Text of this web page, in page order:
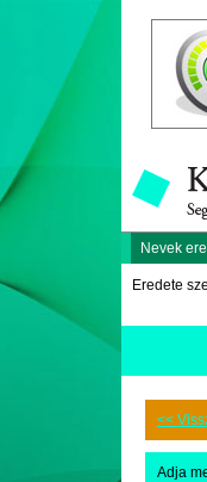
Nevek
Eredete
<<
Adja